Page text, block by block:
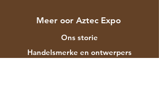
Meer oor Aztec Expo
Ons storie
Handelsmerke en ontwerpers